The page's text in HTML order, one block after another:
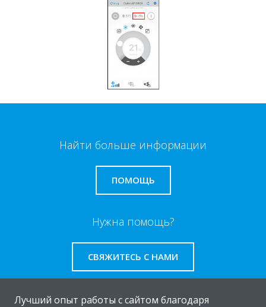
Найти больше информации
ПОМОЩЬ
Нужна помощь?
СВЯЖИТЕСЬ С НАМИ
Лучший опыт работы с сайтом благодаря